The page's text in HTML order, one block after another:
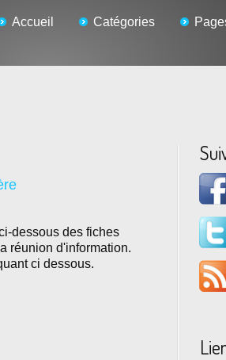
Accueil Catégories
dessous des fiches
réunion d'information.
ci dessous.